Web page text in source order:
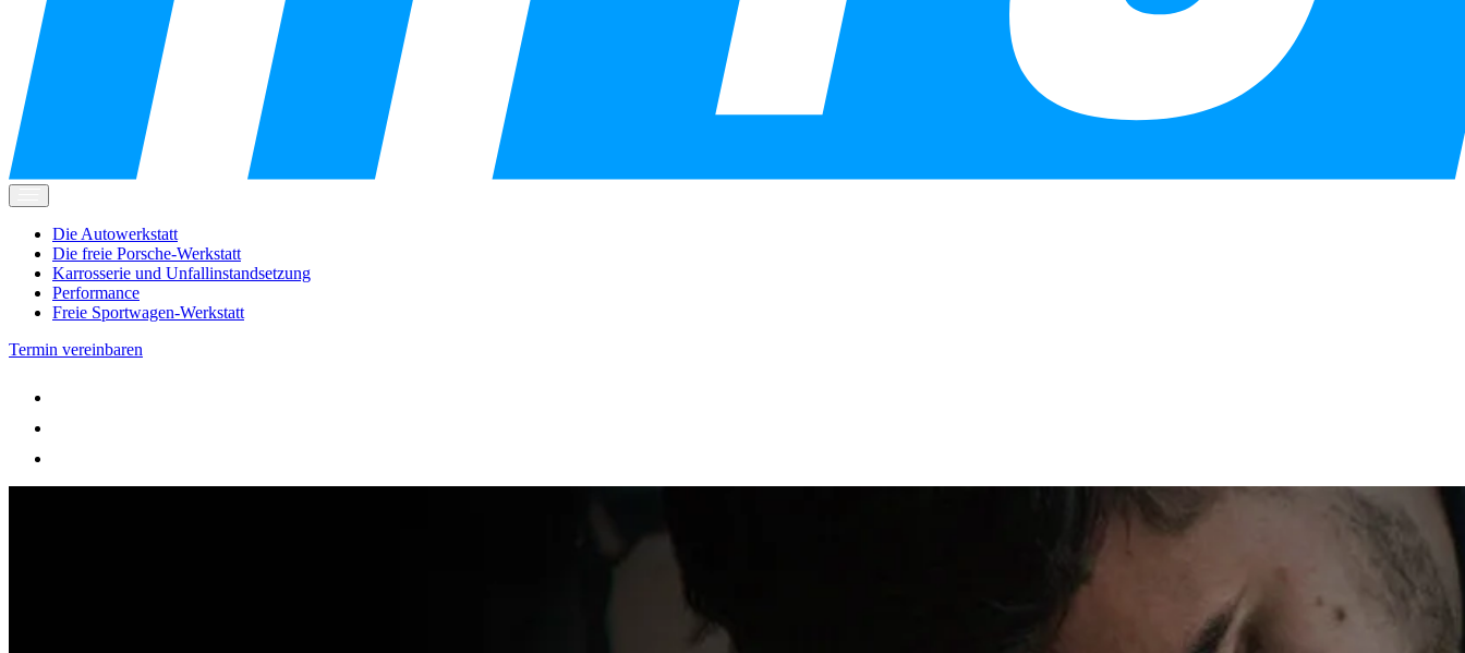
Die Autowerkstatt
Die freie Porsche-Werkstatt
Karrosserie und Unfallinstandsetzung
Performance
Freie Sportwagen-Werkstatt
Termin vereinbaren